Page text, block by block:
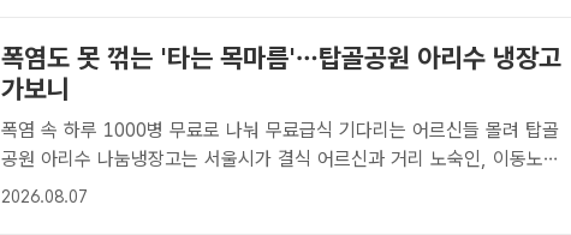
폭염도 못 꺾는 '타는 목마름'…탑골공원 아리수 냉장고
가보니
폭염 속 하루 1000병 무료로 나눠 무료급식 기다리는 어르신들 몰려 탑골
공원 아리수 나눔냉장고는 서울시가 결식 어르신과 거리 노숙인, 이동노동
자 등 폭염 취약계층의 수분 섭취를 돕기 위해 지난달 13일부터 운영하고
2026.08.07